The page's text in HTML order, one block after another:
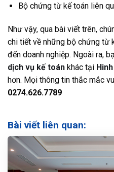
Bộ chứng từ kế toán liên
Như vậy, qua bài viết trên,
chi tiết về những bộ chứng từ
đến doanh nghiệp. Ngoài ra,
dịch vụ kế toán khác tại
hơn. Mọi thông tin thắc mắc
0274.626.7789
Bài viết liên quan: